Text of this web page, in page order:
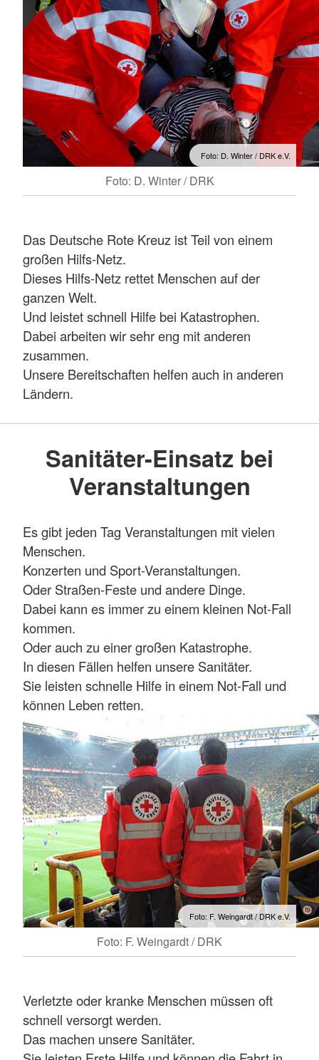
Foto: D. Winter / DRK e.V.
Foto: D. Winter / DRK
Das Deutsche Rote Kreuz ist Teil von einem
großen Hilfs-Netz.
Dieses Hilfs-Netz rettet Menschen auf der
ganzen Welt.
Und leistet schnell Hilfe bei Katastrophen.
Dabei arbeiten wir sehr eng mit anderen
zusammen.
Unsere Bereitschaften helfen auch in anderen
Ländern.
Sanitäter-Einsatz bei
Veranstaltungen
Es gibt jeden Tag Veranstaltungen mit vielen
Menschen.
Konzerten und Sport-Veranstaltungen.
Oder Straßen-Feste und andere Dinge.
Dabei kann es immer zu einem kleinen Not-Fall
kommen.
Oder auch zu einer großen Katastrophe.
In diesen Fällen helfen unsere Sanitäter.
Sie leisten schnelle Hilfe in einem Not-Fall und
können Leben retten.
Foto: F. Weingardt / DRK e.V.
Foto: F. Weingardt / DRK
Verletzte oder kranke Menschen müssen oft
schnell versorgt werden.
Das machen unsere Sanitäter.